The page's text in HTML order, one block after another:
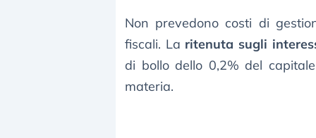
Non prevedono costi di
fiscali. La ritenuta sugli
di bollo dello 0,2% del
materia.